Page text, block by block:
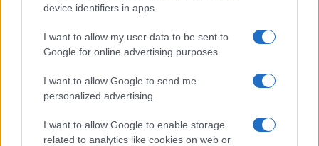
device identifiers in apps.
I want to allow my user data to be sent to
Google for online advertising purposes.
I want to allow Google to send me
personalized advertising.
I want to allow Google to enable storage
related to analytics like cookies on web or
amplia variedad de productos.